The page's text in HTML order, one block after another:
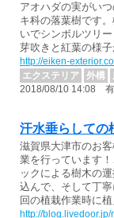
アオハダの実がい
キ科の落葉樹です
いでシンボルツリ
芽吹きと紅葉の様
http://eiken-
エクステリア
外構
2018/08/10 14:08 有
汗水垂らしての
滋賀県大津市のお
業を行っています
ックによる樹木の
込んで、そして丁
回の植栽作業時に
http://